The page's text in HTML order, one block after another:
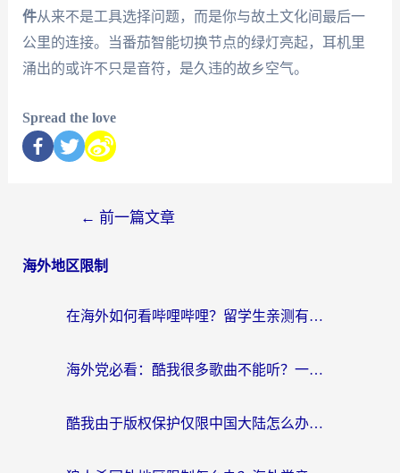
件从来不是工具选择问题，而是你与故土文化间最后一
公里的连接。当番茄智能切换节点的绿灯亮起，耳机里
涌出的或许不只是音符，是久违的故乡空气。
Spread the love
← 前一篇文章
海外地区限制
在海外如何看哔哩哔哩？留学生亲测有效的回国加速指南
海外党必看：酷我很多歌曲不能听？一招解决优酷版权限制+B站地域问题！
酷我由于版权保护仅限中国大陆怎么办？海外党亲测有效的解锁指南